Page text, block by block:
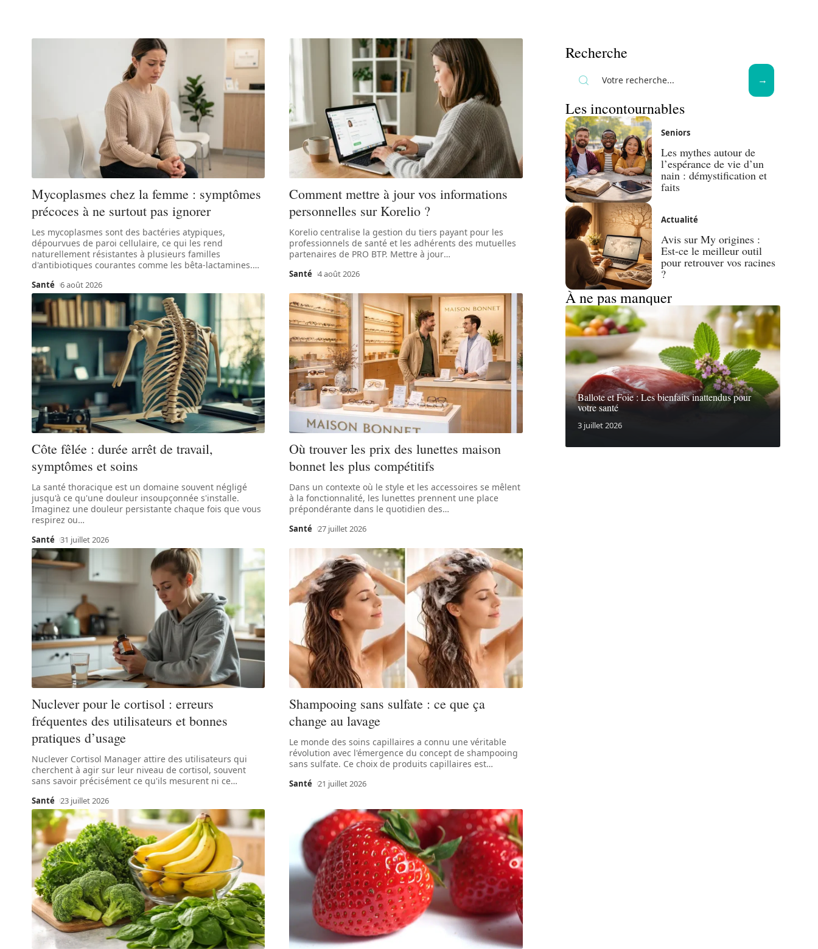
Mycoplasmes chez la femme : symptômes
précoces à ne surtout pas ignorer
Les mycoplasmes sont des bactéries atypiques,
dépourvues de paroi cellulaire, ce qui les rend
naturellement résistantes à plusieurs familles
d'antibiotiques courantes comme les bêta-lactamines.…
Santé 6 août 2026
Comment mettre à jour vos informations
personnelles sur Korelio ?
Korelio centralise la gestion du tiers payant pour les
professionnels de santé et les adhérents des mutuelles
partenaires de PRO BTP. Mettre à jour…
Santé 4 août 2026
Côte fêlée : durée arrêt de travail,
symptômes et soins
La santé thoracique est un domaine souvent négligé
jusqu'à ce qu'une douleur insoupçonnée s'installe.
Imaginez une douleur persistante chaque fois que vous
respirez ou…
Santé 31 juillet 2026
Où trouver les prix des lunettes maison
bonnet les plus compétitifs
Dans un contexte où le style et les accessoires se mêlent
à la fonctionnalité, les lunettes prennent une place
prépondérante dans le quotidien des…
Santé 27 juillet 2026
Nuclever pour le cortisol : erreurs
fréquentes des utilisateurs et bonnes
pratiques d’usage
Nuclever Cortisol Manager attire des utilisateurs qui
cherchent à agir sur leur niveau de cortisol, souvent
sans savoir précisément ce qu'ils mesurent ni ce…
Santé 23 juillet 2026
Shampooing sans sulfate : ce que ça
change au lavage
Le monde des soins capillaires a connu une véritable
révolution avec l'émergence du concept de shampooing
sans sulfate. Ce choix de produits capillaires est…
Santé 21 juillet 2026
Recherche
Les incontournables
Seniors
Les mythes autour de
l’espérance de vie d’un
nain : démystification et
faits
Actualité
Avis sur My origines :
Est-ce le meilleur outil
pour retrouver vos racines
?
À ne pas manquer
Ballote et Foie : Les bienfaits inattendus pour
votre santé
3 juillet 2026